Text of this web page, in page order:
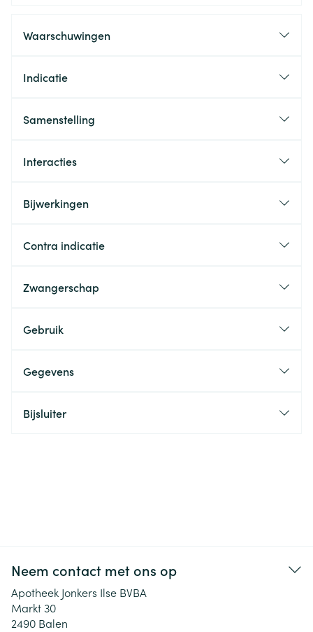
Waarschuwingen
Indicatie
Samenstelling
Interacties
Bijwerkingen
Contra indicatie
Zwangerschap
Gebruik
Gegevens
Bijsluiter
Neem contact met ons op
Apotheek Jonkers Ilse BVBA
Markt 30
2490 Balen